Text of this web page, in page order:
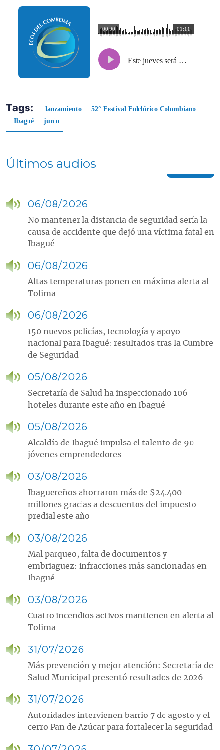
01:11
00:00
Este jueves será el lanzamiento del 52° Festival Folclórico Colombiano en Ibagué
Tags: lanzamiento
52° Festival Folclórico Colombiano
Ibagué
junio
Últimos audios
06/08/2026
No mantener la distancia de seguridad sería la
causa de accidente que dejó una víctima fatal en
Ibagué
06/08/2026
Altas temperaturas ponen en máxima alerta al
Tolima
06/08/2026
150 nuevos policías, tecnología y apoyo
nacional para Ibagué: resultados tras la Cumbre
de Seguridad
05/08/2026
Secretaría de Salud ha inspeccionado 106
hoteles durante este año en Ibagué
05/08/2026
Alcaldía de Ibagué impulsa el talento de 90
jóvenes emprendedores
03/08/2026
Ibaguereños ahorraron más de $24.400
millones gracias a descuentos del impuesto
predial este año
03/08/2026
Mal parqueo, falta de documentos y
embriaguez: infracciones más sancionadas en
Ibagué
03/08/2026
Cuatro incendios activos mantienen en alerta al
Tolima
31/07/2026
Más prevención y mejor atención: Secretaría de
Salud Municipal presentó resultados de 2026
31/07/2026
Autoridades intervienen barrio 7 de agosto y el
cerro Pan de Azúcar para fortalecer la seguridad